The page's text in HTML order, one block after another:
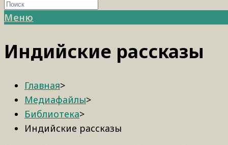
Меню
Индийские рассказы
Главная>
Медиафайлы>
Библиотека>
Индийские рассказы